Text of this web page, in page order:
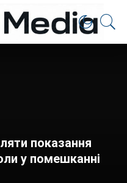
показання
у помешканні